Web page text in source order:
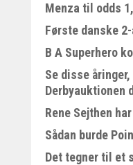
Menza til odds
Første danske
B A Superhero
Se disse
Derbyauktionen
Rene Sejthen
Sådan burde
Det tegner til et